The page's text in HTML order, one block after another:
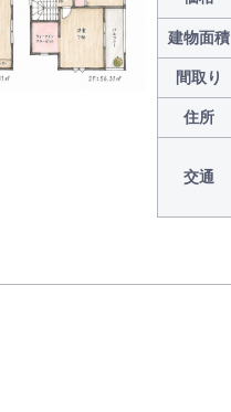
建物面積
間取り
住所
交通